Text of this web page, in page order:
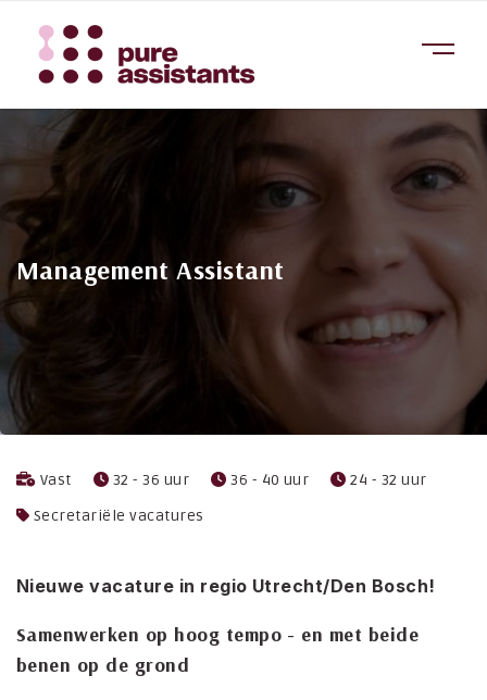
Management Assistant
Vast 32 - 36 uur 36 - 40 uur
24 - 32 uur
Secretariële vacatures
Nieuwe vacature in regio Utrecht/Den Bosch!
Samenwerken op hoog tempo - en met beide
benen op de grond